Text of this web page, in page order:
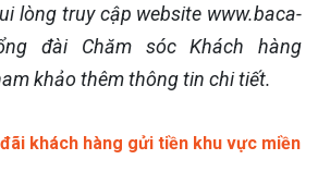
lòng truy cập website www.baca-
đài Chăm sóc Khách hàng
khảo thêm thông tin chi tiết.
đãi khách hàng gửi tiền khu vực miền